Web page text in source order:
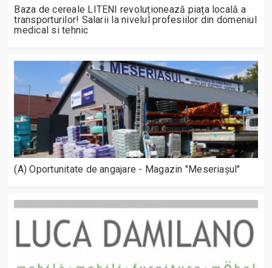
Baza de cereale LITENI revoluționează piața locală a
transporturilor! Salarii la nivelul profesiilor din domeniul
medical si tehnic
(A) Oportunitate de angajare - Magazin "Meseriașul"